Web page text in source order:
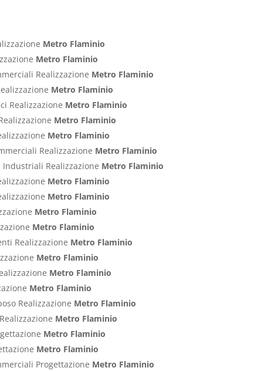
Metro Flaminio
Metro Flaminio
Realizzazione Metro Flaminio
Metro Flaminio
Realizzazione Metro Flaminio
Metro Flaminio
Metro Flaminio
Realizzazione Metro Flaminio
Realizzazione Metro Flaminio
Metro Flaminio
Metro Flaminio
Metro Flaminio
Metro Flaminio
Realizzazione Metro Flaminio
Metro Flaminio
Metro Flaminio
Metro Flaminio
Realizzazione Metro Flaminio
Metro Flaminio
Metro Flaminio
Metro Flaminio
Progettazione Metro Flaminio